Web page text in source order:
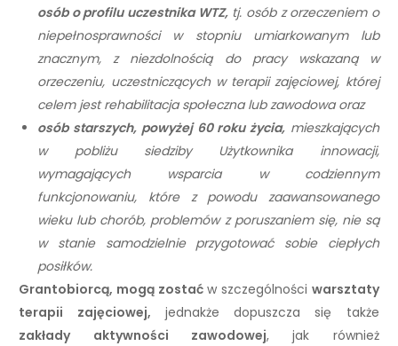
osób o profilu uczestnika WTZ,tj. osób z orzeczeniem o
niepełnosprawności w stopniu umiarkowanym lub
znacznym, z niezdolnością do pracy wskazaną w
orzeczeniu, uczestniczących w terapii zajęciowej, której
celem jest rehabilitacja społeczna lub zawodowa oraz
osób starszych, powyżej 60 roku życia, mieszkających
w pobliżu siedziby Użytkownika innowacji,
wymagających wsparcia w codziennym
funkcjonowaniu, które z powodu zaawansowanego
wieku lub chorób, problemów z poruszaniem się, nie są
w stanie samodzielnie przygotować sobie ciepłych
posiłków.
Grantobiorcą, mogą zostaćw szczególności warsztaty
terapii zajęciowej, jednakże dopuszcza się także
zakłady aktywności zawodowej, jak również